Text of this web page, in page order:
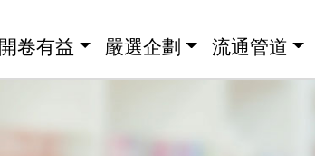
卷有益 嚴選企劃 流通管道